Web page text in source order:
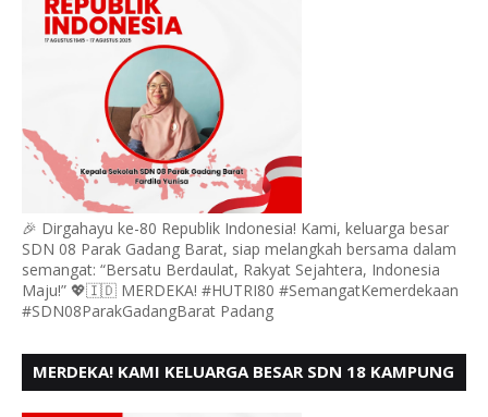
🎉 Dirgahayu ke-80 Republik Indonesia! Kami, keluarga besar
SDN 08 Parak Gadang Barat, siap melangkah bersama dalam
semangat: “Bersatu Berdaulat, Rakyat Sejahtera, Indonesia
Maju!” 💖🇮🇩 MERDEKA! #HUTRI80 #SemangatKemerdekaan
#SDN08ParakGadangBarat Padang
MERDEKA! KAMI KELUARGA BESAR SDN 18 KAMPUNG